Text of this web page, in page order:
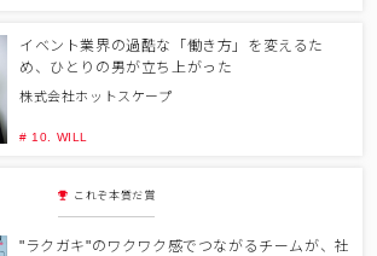
イベント業界の過酷な「働き方」を変えるた
め、ひとりの男が立ち上がった
株式会社ホットスケープ
# 10. WILL
これぞ本質だ賞
"ラクガキ"のワクワク感でつながるチームが、社